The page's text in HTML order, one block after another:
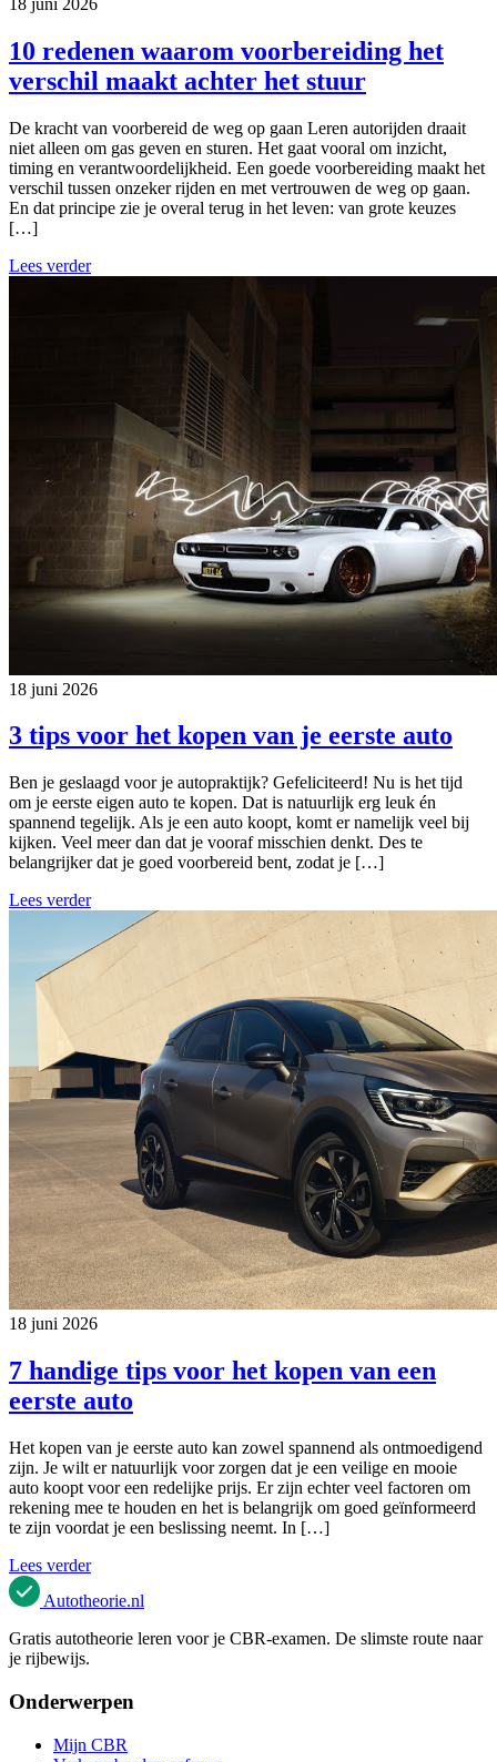
10 redenen waarom voorbereiding het
verschil maakt achter het stuur
De kracht van voorbereid de weg op gaan Leren autorijden draait
niet alleen om gas geven en sturen. Het gaat vooral om inzicht,
timing en verantwoordelijkheid. Een goede voorbereiding maakt het
verschil tussen onzeker rijden en met vertrouwen de weg op gaan.
En dat principe zie je overal terug in het leven: van grote keuzes
[…]
Lees verder
18 juni 2026
3 tips voor het kopen van je eerste auto
Ben je geslaagd voor je autopraktijk? Gefeliciteerd! Nu is het tijd
om je eerste eigen auto te kopen. Dat is natuurlijk erg leuk én
spannend tegelijk. Als je een auto koopt, komt er namelijk veel bij
kijken. Veel meer dan dat je vooraf misschien denkt. Des te
belangrijker dat je goed voorbereid bent, zodat je […]
Lees verder
18 juni 2026
7 handige tips voor het kopen van een
eerste auto
Het kopen van je eerste auto kan zowel spannend als ontmoedigend
zijn. Je wilt er natuurlijk voor zorgen dat je een veilige en mooie
auto koopt voor een redelijke prijs. Er zijn echter veel factoren om
rekening mee te houden en het is belangrijk om goed geïnformeerd
te zijn voordat je een beslissing neemt. In […]
Lees verder
Autotheorie.nl
Gratis autotheorie leren voor je CBR-examen. De slimste route naar
je rijbewijs.
Onderwerpen
Mijn CBR